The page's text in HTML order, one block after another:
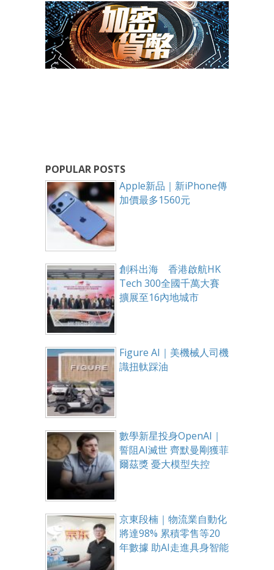
POPULAR POSTS
Apple新品｜新iPhone傳
加價最多1560元
創科出海 香港啟航HK
Tech 300全國千萬大賽
擴展至16內地城市
Figure AI｜美機械人司機
識扭軚踩油
數學新星投身OpenAI｜
誓阻AI滅世 齊默曼剛獲菲
爾茲獎 憂大模型失控
京東段楠｜物流業自動化
將達98% 累積零售等20
年數據 助AI走進具身智能